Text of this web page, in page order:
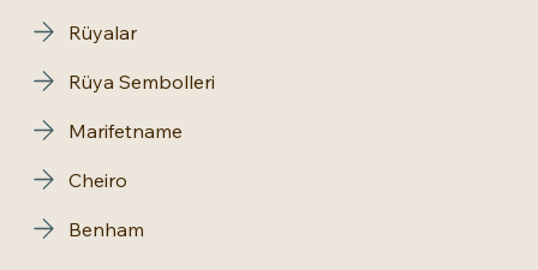
Rüyalar
Rüya Sembolleri
Marifetname
Cheiro
Benham